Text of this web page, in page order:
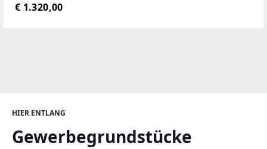
HIER ENTLANG
Gewerbegrundstücke
Gewerbegebiet und eignet sich ideal für Lager- und
€ 1.320,00